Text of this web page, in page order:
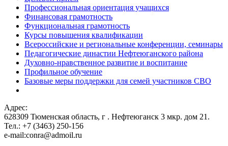
Профессиональная ориентация учащихся
Финансовая грамотность
Функциональная грамотность
Курсы повышения квалификации
Всероссийские и региональные конференции, семинары
Педагогические династии Нефтеюганского района
Духовно-нравственное развитие и воспитание
Профильное обучение
Базовые меры поддержки для семей участников СВО
Адрес:
628309 Тюменская область, г . Нефтеюганск 3 мкр. дом 21.
Тел.: +7 (3463) 250-156
e-mail:conra@admoil.ru